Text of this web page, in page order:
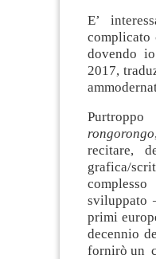
E’
complicato
dovendo
2017,
rongorongo
recitare,
grafica/
sviluppato
primi
decennio
fornirò un